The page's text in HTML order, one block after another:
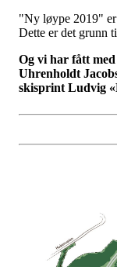
"Ny løype 2019"
Dette er det grunn
Og vi har fått med
Uhrenholdt
skisprint Ludvig